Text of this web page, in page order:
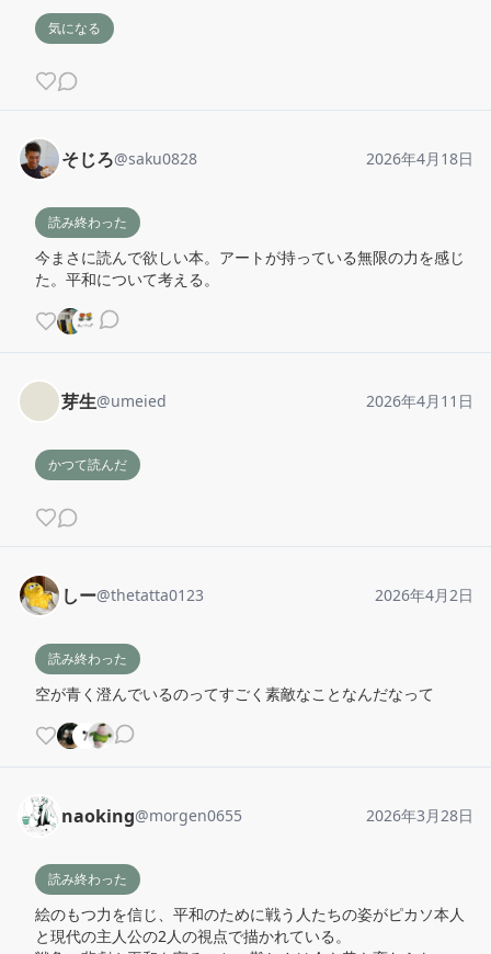
気になる
そじろ@saku0828 2026年4月18日
読み終わった
今まさに読んで欲しい本。アートが持っている無限の力を感じ
た。平和について考える。
芽生@umeied 2026年4月11日
かつて読んだ
しー@thetatta0123 2026年4月2日
読み終わった
空が青く澄んでいるのってすごく素敵なことなんだなって
naoking@morgen0655 2026年3月28日
読み終わった
絵のもつ力を信じ、平和のために戦う人たちの姿がピカソ本人
と現代の主人公の2人の視点で描かれている。